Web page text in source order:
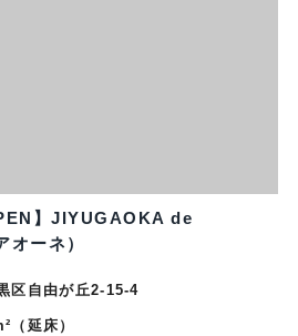
】JIYUGAOKA de
ーネ）
区自由が丘2-15-4
（延床）